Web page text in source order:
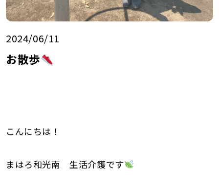
2024/06/11
お散歩
こんにちは！
まはろ和光南 生活介護です